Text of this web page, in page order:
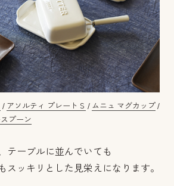
/ アソルティ プレートＳ / ムニュ マグカップ /
プーン
テーブルに並んでいても
スッキリとした見栄えになります。